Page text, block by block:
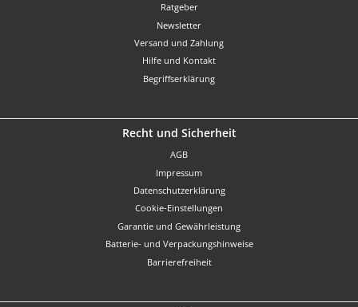
Ratgeber
Newsletter
Versand und Zahlung
Hilfe und Kontakt
Begriffserklärung
Recht und Sicherheit
AGB
Impressum
Datenschutzerklärung
Cookie-Einstellungen
Garantie und Gewährleistung
Batterie- und Verpackungshinweise
Barrierefreiheit